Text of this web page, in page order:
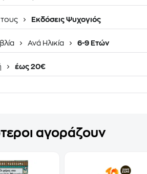
τους Εκδόσεις Ψυχογιός
Ανά Ηλικία 6-9 Ετών
έως 20€
αγοράζουν